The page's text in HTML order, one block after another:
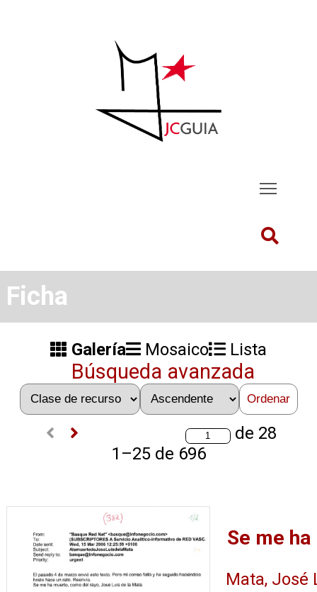
Ficha
Galería Mosaico Lista
Búsqueda avanzada
de 28
1–25 de 696
Ordenar
Mata, José